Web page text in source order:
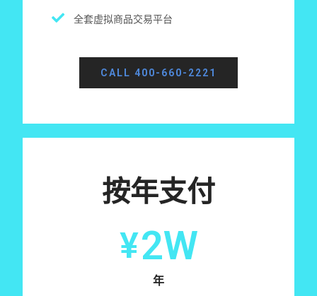
全套虚拟商品交易平台
CALL 400-660-2221
按年支付
¥2W
年